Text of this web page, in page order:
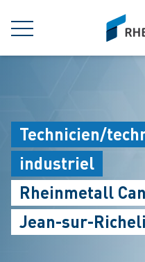
MENÜ
siteLogo
Technicien/
industriel
Rheinmetall
Jean-sur-